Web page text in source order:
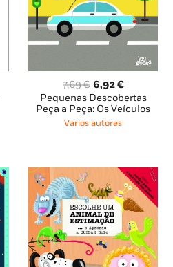
7,69€ O
preço
original
era:
6,92€O
preço
atual
Pequenas Descobertas
Peça a Peça: Os Veículos
Varios autores